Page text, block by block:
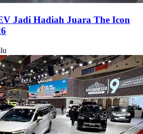
Jadi Hadiah Juara The Icon